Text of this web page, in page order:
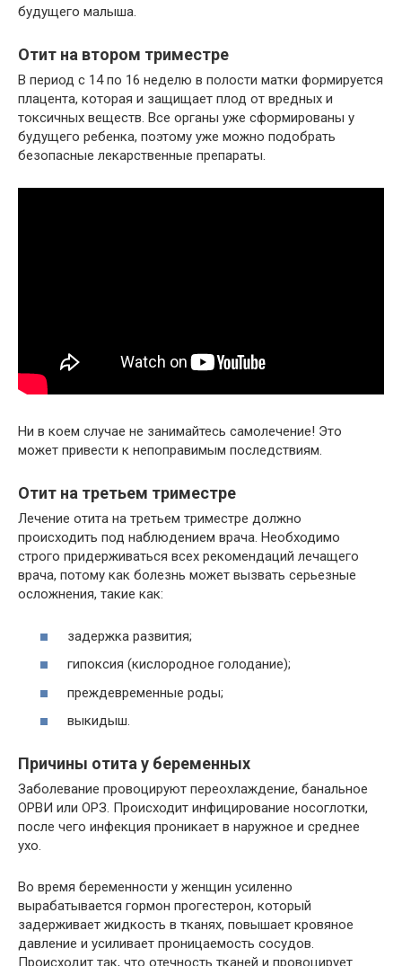
будущего малыша.
Отит на втором триместре
В период с 14 по 16 неделю в полости матки формируется
плацента, которая и защищает плод от вредных и
токсичных веществ. Все органы уже сформированы у
будущего ребенка, поэтому уже можно подобрать
безопасные лекарственные препараты.
Ни в коем случае не занимайтесь самолечение! Это
может привести к непоправимым последствиям.
Отит на третьем триместре
Лечение отита на третьем триместре должно
происходить под наблюдением врача. Необходимо
строго придерживаться всех рекомендаций лечащего
врача, потому как болезнь может вызвать серьезные
осложнения, такие как:
задержка развития;
гипоксия (кислородное голодание);
преждевременные роды;
выкидыш.
Причины отита у беременных
Заболевание провоцируют переохлаждение, банальное
ОРВИ или ОРЗ. Происходит инфицирование носоглотки,
после чего инфекция проникает в наружное и среднее
ухо.
Во время беременности у женщин усиленно
вырабатывается гормон прогестерон, который
задерживает жидкость в тканях, повышает кровяное
давление и усиливает проницаемость сосудов.
Происходит так, что отечность тканей и провоцирует